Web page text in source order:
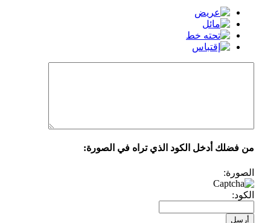
من فضلك أدخل الكود الذي تراه في الصورة:
الصورة:
الكود: